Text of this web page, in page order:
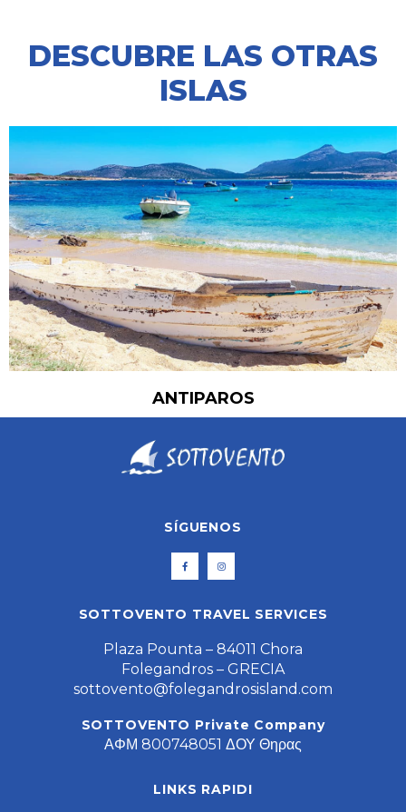
DESCUBRE LAS OTRAS
ISLAS
ANTIPAROS
SÍGUENOS
SOTTOVENTO TRAVEL SERVICES
Plaza Pounta – 84011 Chora
Folegandros – GRECIA
sottovento@folegandrosisland.com
SOTTOVENTO Private Company
ΑΦΜ 800748051 ΔΟΥ Θηρας
LINKS RAPIDI